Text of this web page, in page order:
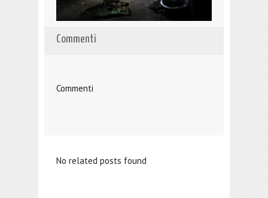
Commenti
Commenti
No related posts found